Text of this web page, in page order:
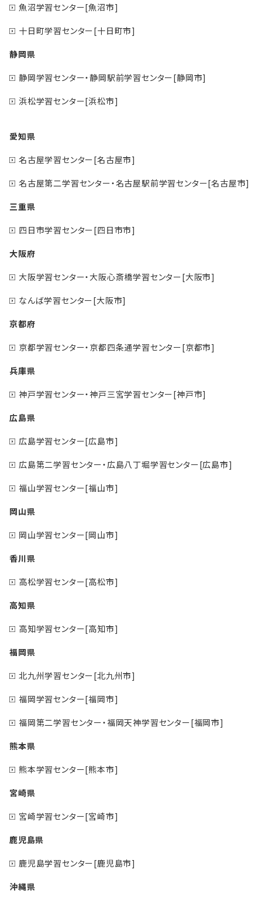
魚沼学習センター[魚沼市]
十日町学習センター[十日町市]
静岡県
静岡学習センター・静岡駅前学習センター[静岡市]
浜松学習センター[浜松市]
愛知県
名古屋学習センター[名古屋市]
名古屋第二学習センター・名古屋駅前学習センター[名古屋市]
三重県
四日市学習センター[四日市市]
大阪府
大阪学習センター・大阪心斎橋学習センター[大阪市]
なんば学習センター[大阪市]
京都府
京都学習センター・京都四条通学習センター[京都市]
兵庫県
神戸学習センター・神戸三宮学習センター[神戸市]
広島県
広島学習センター[広島市]
広島第二学習センター・広島八丁堀学習センター[広島市]
福山学習センター[福山市]
岡山県
岡山学習センター[岡山市]
香川県
高松学習センター[高松市]
高知県
高知学習センター[高知市]
福岡県
北九州学習センター[北九州市]
福岡学習センター[福岡市]
福岡第二学習センター・福岡天神学習センター[福岡市]
熊本県
熊本学習センター[熊本市]
宮崎県
宮崎学習センター[宮崎市]
鹿児島県
鹿児島学習センター[鹿児島市]
沖縄県